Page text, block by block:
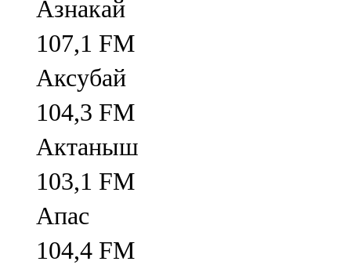
Азнакай
107,1 FM
Аксубай
104,3 FM
Актаныш
103,1 FM
Апас
104,4 FM